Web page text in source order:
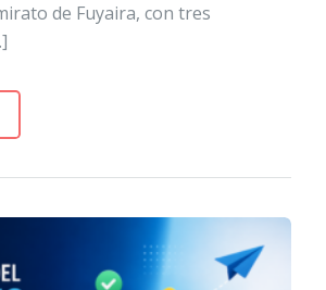
de Fuyaira, con tres